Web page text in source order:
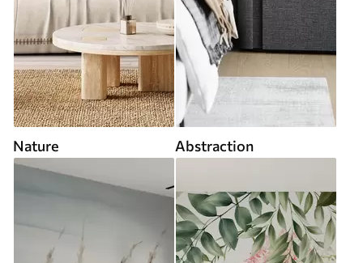
Nature Abstraction